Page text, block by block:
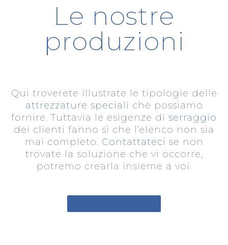
Le nostre
produzioni
Qui troverete illustrate le tipologie delle
attrezzature speciali che possiamo
fornire. Tuttavia le esigenze di serraggio
dei clienti fanno sì che l’elenco non sia
mai completo. Contattateci se non
trovate la soluzione che vi occorre,
potremo crearla insieme a voi.